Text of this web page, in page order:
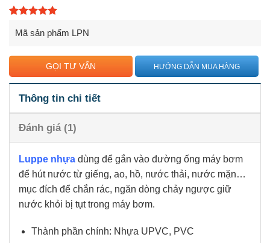
dựa trên
Mã sản phẩm LPN
GỌI TƯ VẤN HƯỚNG DẪN MUA HÀNG
Thông tin chi tiết
Đánh giá (1)
Luppe nhựa dùng để gắn vào đường ống máy bơm
để hút nước từ giếng, ao, hồ, nước thải, nước mặn…
mục đích để chắn rác, ngăn dòng chảy ngược giữ
nước khỏi bị tụt trong máy bơm.
Thành phần chính: Nhựa UPVC, PVC